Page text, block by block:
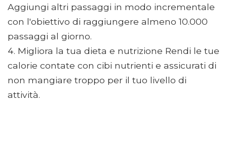
Aggiungi altri passaggi in modo incrementale
con l'obiettivo di raggiungere almeno 10.000
passaggi al giorno.
Migliora la tua dieta e nutrizione Rendi le tue
calorie contate con cibi nutrienti e assicurati di
non mangiare troppo per il tuo livello di
attività.